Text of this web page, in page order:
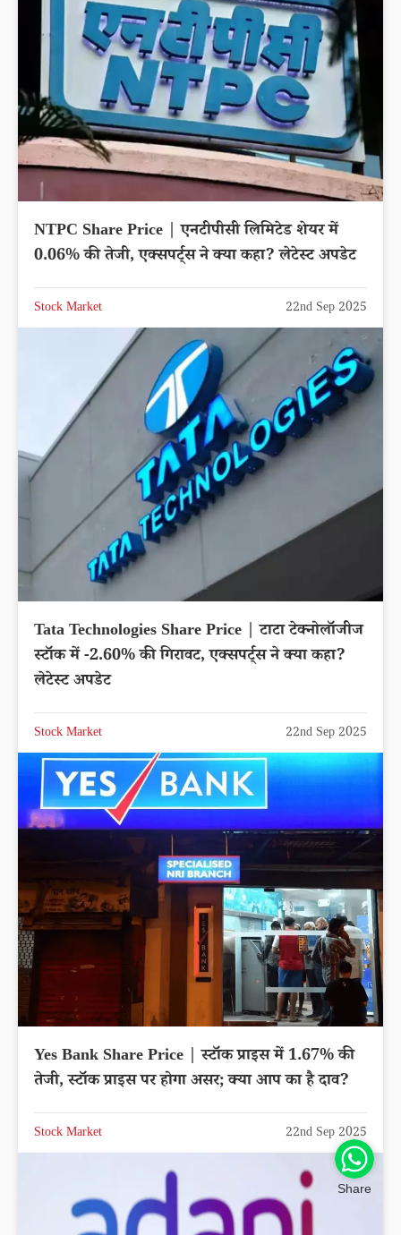
NTPC Share Price | एनटीपीसी लिमिटेड शेयर में
0.06% की तेजी, एक्सपर्ट्स ने क्या कहा? लेटेस्ट अपडेट
Stock Market 22nd Sep 2025
Tata Technologies Share Price | टाटा टेक्नोलॉजीज
स्टॉक में -2.60% की गिरावट, एक्सपर्ट्स ने क्या कहा?
लेटेस्ट अपडेट
Stock Market 22nd Sep 2025
Yes Bank Share Price | स्टॉक प्राइस में 1.67% की
तेजी, स्टॉक प्राइस पर होगा असर; क्या आप का है दाव?
Stock Market 22nd Sep 2025
Share